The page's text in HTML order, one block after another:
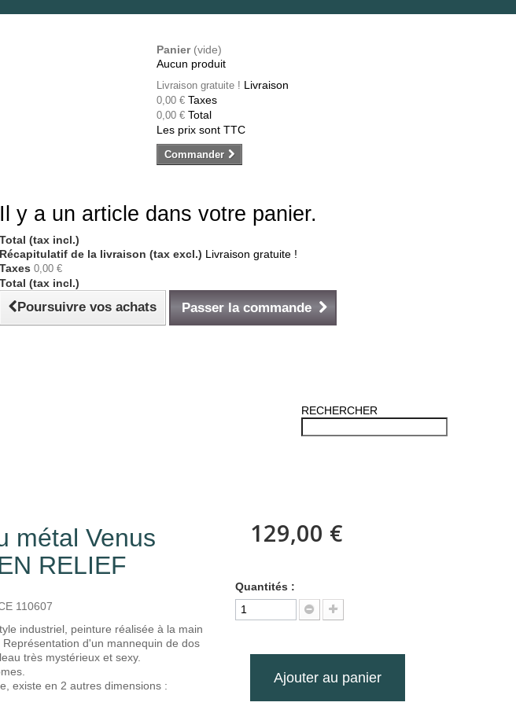
Panier (vide)
Aucun produit
Livraison gratuite ! Livraison
0,00 € Taxes
0,00 € Total
Les prix sont TTC
Commander
Il y a un article dans votre panier.
Total (tax incl.)
Récapitulatif de la livraison (tax excl.) Livraison gratuite !
Taxes 0,00 €
Total (tax incl.)
Poursuivre vos achats Passer la commande
RECHERCHER
métal Venus
RELIEF
110607
industriel, peinture réalisée à la main
d'un mannequin de dos
très mystérieux et sexy.
existe en 2 autres dimensions :
129,00 €
Quantités :
Ajouter au panier